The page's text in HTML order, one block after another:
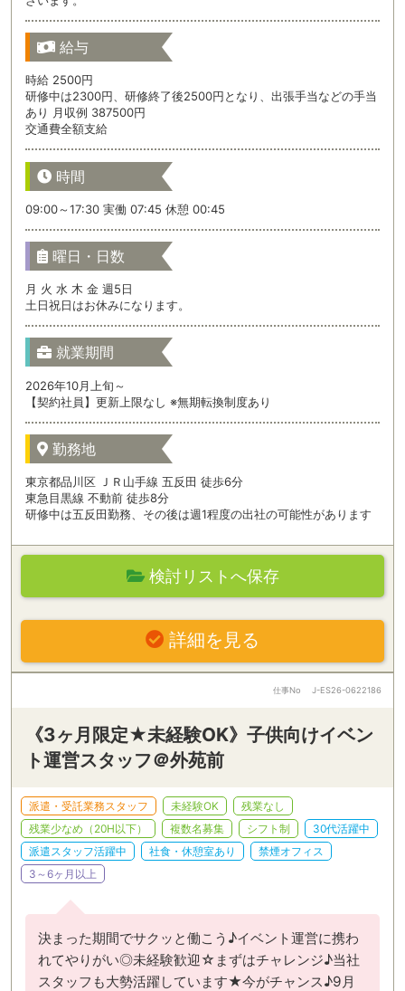
給与
時給 2500円
研修中は2300円、研修終了後2500円となり、出張手当などの手当
あり 月収例 387500円
交通費全額支給
時間
09:00～17:30 実働 07:45 休憩 00:45
曜日・日数
月 火 水 木 金 週5日
土日祝日はお休みになります。
就業期間
2026年10月上旬～
【契約社員】更新上限なし ※無期転換制度あり
勤務地
東京都品川区 ＪＲ山手線 五反田 徒歩6分
東急目黒線 不動前 徒歩8分
研修中は五反田勤務、その後は週1程度の出社の可能性があります
検討リストへ保存
詳細を見る
仕事No J-ES26-0622186
《3ヶ月限定★未経験OK》子供向けイベン
ト運営スタッフ＠外苑前
派遣・受託業務スタッフ 未経験OK
残業なし
残業少なめ（20H以下）
複数名募集 シフト制
30代活躍中
派遣スタッフ活躍中
社食・休憩室あり
禁煙オフィス
3～6ヶ月以上
決まった期間でサクッと働こう♪イベント運営に携わ
れてやりがい◎未経験歓迎☆まずはチャレンジ♪当社
スタッフも大勢活躍しています★今がチャンス♪9月